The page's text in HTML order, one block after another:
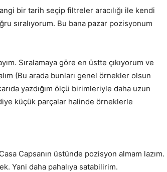
bir tarih seçip filtreler aracılığı ile kendi
sıralıyorum. Bu bana pazar pozisyonum
Sıralamaya göre en üstte çıkıyorum ve
(Bu arada bunları genel örnekler olsun
yazdığım ölçü birimleriyle daha uzun
diye küçük parçalar halinde örneklerle
Capsanın üstünde pozisyon almam lazım.
Yani daha pahalıya satabilirim.